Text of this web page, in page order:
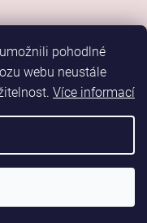
pohodlné
webu neustále
Více informací
práva vyhrazena.
Marketing